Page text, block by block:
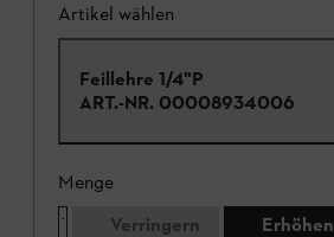
Artikel wählen
Feillehre 1/4"P
ART.-NR. 00008934006
Menge
Verringern
Erhöhen